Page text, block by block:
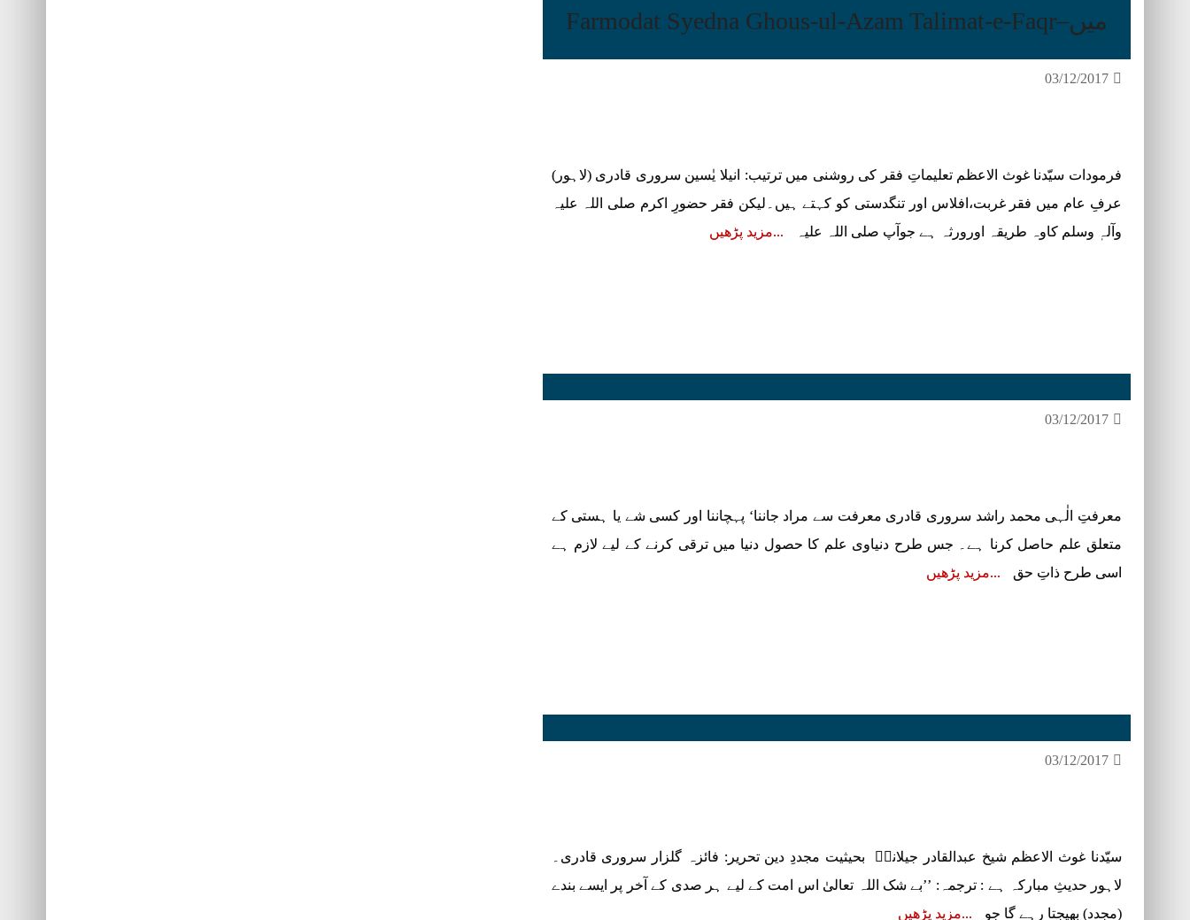
میں–Farmodat Syedna Ghous-ul-Azam Talimat-e-Faqr
03/12/2017
فرمودات سیّدنا غوث الاعظم تعلیماتِ فقر کی روشنی میں ترتیب: انیلا یٰسین سروری قادری (لاہور)
عرفِ عام میں فقر غربت،افلاس اور تنگدستی کو کہتے ہیں۔لیکن فقر حضورِ اکرم صلی اللہ علیہ
وآلہٖ وسلم کاوہ طریقہ اورورثہ ہے جوآپ صلی اللہ علیہ
مزید پڑھیں
03/12/2017
معرفتِ الٰہی محمد راشد سروری قادری معرفت سے مراد جاننا‘ پہچاننا اور کسی شے یا ہستی کے
متعلق علم حاصل کرنا ہے۔ جس طرح دنیاوی علم کا حصول دنیا میں ترقی کرنے کے لیے لازم ہے
اسی طرح ذاتِ حق
مزید پڑھیں
03/12/2017
سیّدنا غوث الاعظم شیخ عبدالقادر جیلانیؓ بحیثیت مجددِ دین تحریر: فائزہ گلزار سروری قادری۔
لاہور حدیثِ مبارکہ ہے : ترجمہ: ’’بے شک اللہ تعالیٰ اس امت کے لیے ہر صدی کے آخر پر ایسے بندے
(مجدد) بھیجتا رہے گا جو
مزید پڑھیں